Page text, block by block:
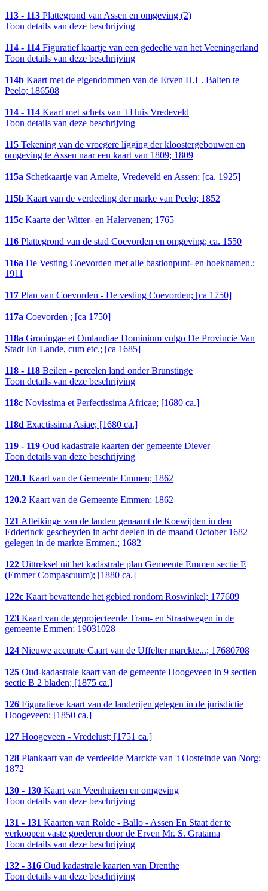
113 - 113 Plattegrond van Assen en omgeving (2)
Toon details van deze beschrijving
114 - 114 Figuratief kaartje van een gedeelte van het Veeningerland
Toon details van deze beschrijving
114b Kaart met de eigendommen van de Erven H.L. Balten te
Peelo; 186508
114 - 114 Kaart met schets van 't Huis Vredeveld
Toon details van deze beschrijving
115 Tekening van de vroegere ligging der kloostergebouwen en
omgeving te Assen naar een kaart van 1809; 1809
115a Schetkaartje van Amelte, Vredeveld en Assen; [ca. 1925]
115b Kaart van de verdeeling der marke van Peelo; 1852
115c Kaarte der Witter- en Halervenen; 1765
116 Plattegrond van de stad Coevorden en omgeving; ca. 1550
116a De Vesting Coevorden met alle bastionpunt- en hoeknamen.;
1911
117 Plan van Coevorden - De vesting Coevorden; [ca 1750]
117a Coevorden ; [ca 1750]
118a Groningae et Omlandiae Dominium vulgo De Provincie Van
Stadt En Lande, cum etc.; [ca 1685]
118 - 118 Beilen - percelen land onder Brunstinge
Toon details van deze beschrijving
118c Novissima et Perfectissima Africae; [1680 ca.]
118d Exactissima Asiae; [1680 ca.]
119 - 119 Oud kadastrale kaarten der gemeente Diever
Toon details van deze beschrijving
120.1 Kaart van de Gemeente Emmen; 1862
120.2 Kaart van de Gemeente Emmen; 1862
121Afteikinge van de landen genaamt de Koewijden in den
Edderinck gescheyden in acht deelen in de maand October 1682
gelegen in de markte Emmen.; 1682
122 Uittreksel uit het kadastrale plan Gemeente Emmen sectie E
(Emmer Compascuum); [1880 ca.]
122c Kaart bevattende het gebied rondom Roswinkel; 177609
123 Kaart van de geprojecteerde Tram- en Straatwegen in de
gemeente Emmen; 19031028
124 Nieuwe accurate Caart van de Uffelter marckte...; 17680708
125 Oud-kadastrale kaart van de gemeente Hoogeveen in 9 sectien
sectie B 2 bladen; [1875 ca.]
126 Figuratieve kaart van de landerijen gelegen in de jurisdictie
Hoogeveen; [1850 ca.]
127 Hoogeveen - Vredelust; [1751 ca.]
128 Plankaart van de verdeelde Marckte van 't Oosteinde van Norg;
1872
130 - 130 Kaart van Veenhuizen en omgeving
Toon details van deze beschrijving
131 - 131 Kaarten van Rolde - Ballo - Assen En Staat der te
verkoopen vaste goederen door de Erven Mr. S. Gratama
Toon details van deze beschrijving
132 - 316 Oud kadastrale kaarten van Drenthe
Toon details van deze beschrijving